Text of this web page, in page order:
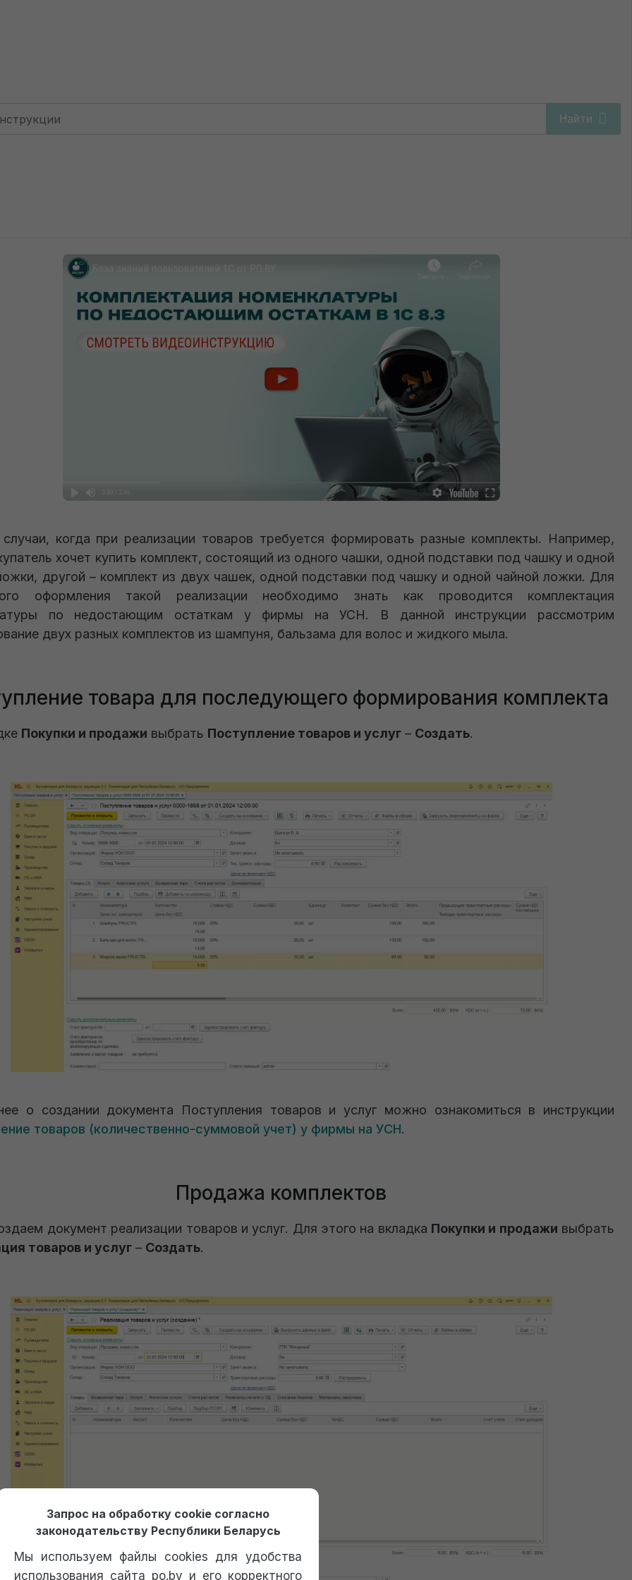
Найти
когда при реализации товаров требуется формировать разные комплекты. Например,
хочет купить комплект, состоящий из одного чашки, одной подставки под чашку и одной
другой – комплект из двух чашек, одной подставки под чашку и одной чайной ложки. Для
оформления такой реализации необходимо знать как проводится комплектация
по недостающим остаткам у фирмы на УСН. В данной инструкции рассмотрим
двух разных комплектов из шампуня, бальзама для волос и жидкого мыла.
товара для последующего формирования комплекта
Покупки и продажи выбрать Поступление товаров и услуг – Создать.
о создании документа Поступления товаров и услуг можно ознакомиться в инструкции
товаров (количественно-суммовой учет) у фирмы на УСН.
Продажа комплектов
документ реализации товаров и услуг. Для этого на вкладка Покупки и продажи выбрать
товаров и услуг – Создать.
Запрос на обработку cookie согласно
законодательству Республики Беларусь
Мы используем файлы cookies для удобства
использования сайта po.by и его корректного
Доступ к 1С придет сразу после оформления заявки
Только перезвоните мне, не отправляйте доступ к 1С.